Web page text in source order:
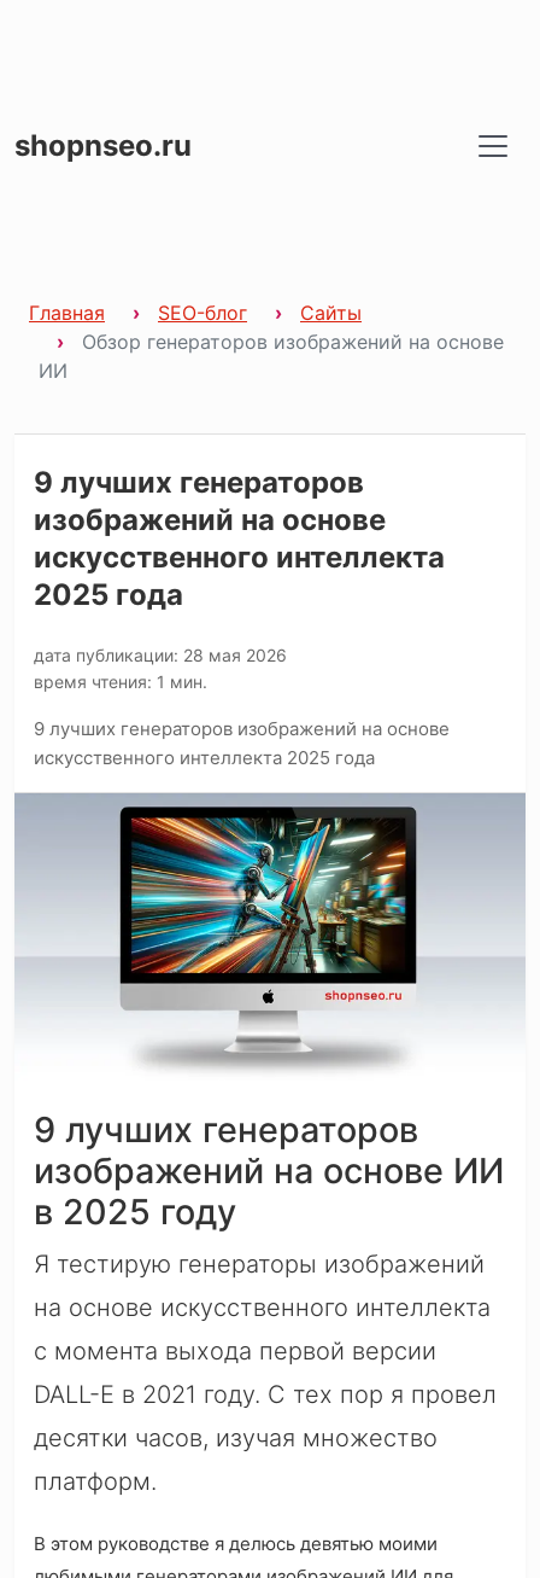
shopnseo.ru
Главная SEO-блог
Сайты
Обзор генераторов изображений на основе
ИИ
9 лучших генераторов
изображений на основе
искусственного интеллекта
2025 года
дата публикации: 28 мая 2026
время чтения: 1 мин.
9 лучших генераторов изображений на основе
искусственного интеллекта 2025 года
9 лучших генераторов
изображений на основе ИИ
в 2025 году
Я тестирую генераторы изображений
на основе искусственного интеллекта
с момента выхода первой версии
DALL-E в 2021 году. С тех пор я провел
десятки часов, изучая множество
платформ.
В этом руководстве я делюсь девятью моими